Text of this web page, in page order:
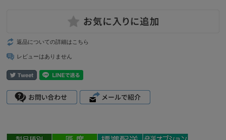
返品についての詳細はこちら
レビューはありません